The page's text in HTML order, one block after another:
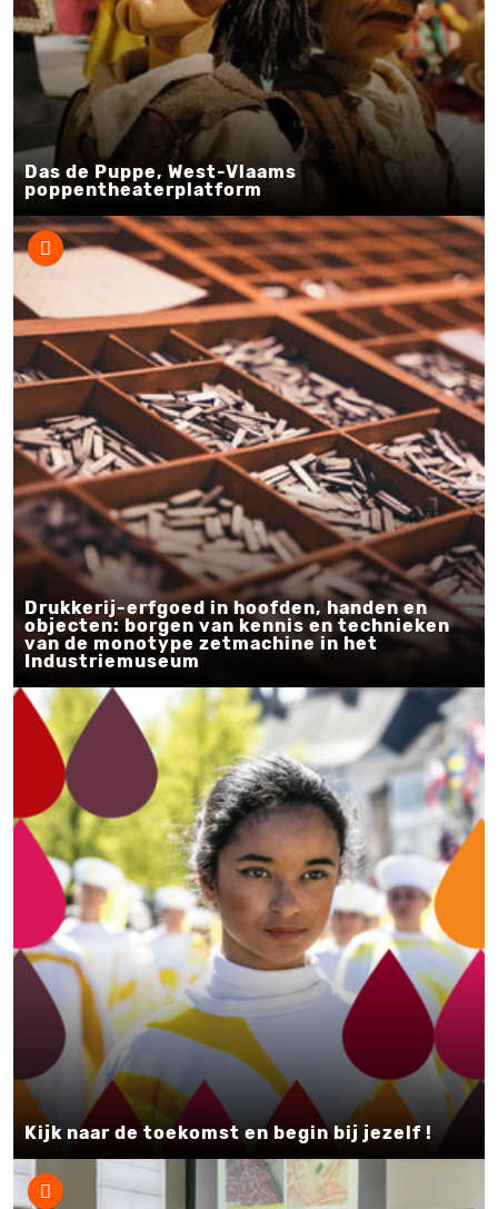
Das de Puppe, West-Vlaams
poppentheaterplatform
Drukkerij-erfgoed in hoofden, handen en
objecten: borgen van kennis en technieken
van de monotype zetmachine in het
Industriemuseum
Kijk naar de toekomst en begin bij jezelf !